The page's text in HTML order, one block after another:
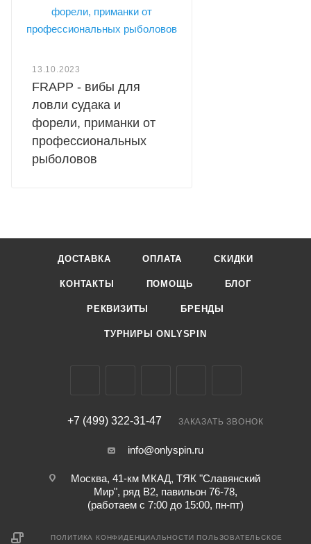
13.10.2023
FRAPP - вибы для
ловли судака и
форели, приманки от
профессиональных
рыболовов
ДОСТАВКА ОПЛАТА СКИДКИ
КОНТАКТЫ ПОМОЩЬ БЛОГ
РЕКВИЗИТЫ БРЕНДЫ
ТУРНИРЫ ONLYSPIN
+7 (499) 322-31-47 ЗАКАЗАТЬ ЗВОНОК
info@onlyspin.ru
Москва, 41-км МКАД, ТЯК "Славянский
Мир", ряд В2, павильон 76-78,
(работаем с 7:00 до 15:00, пн-пт)
ПОЛИТИКА КОНФИДЕНЦИАЛЬНОСТИ ПОЛЬЗОВАТЕЛЬСКОЕ